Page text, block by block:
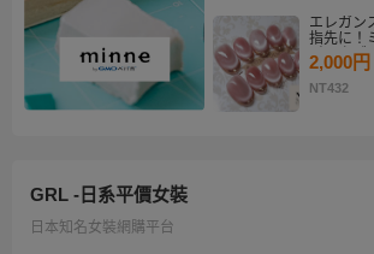
エレガン
指先に！
ピンクゴ
トネイル
【ネイル
2,000円
NT432
GRL -日系平價女裝
日本知名女裝網購平台